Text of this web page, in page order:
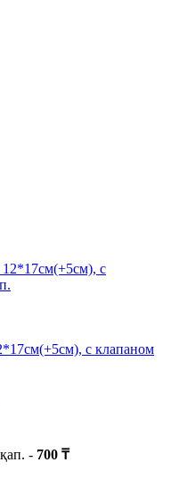
с клапаном
қап. - 700 ₸